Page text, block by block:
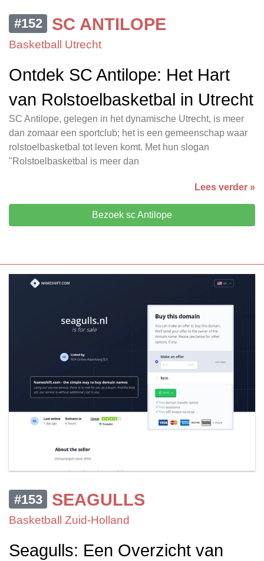
#152 SC ANTILOPE
Basketball Utrecht
Ontdek SC Antilope: Het Hart
van Rolstoelbasketbal in Utrecht
SC Antilope, gelegen in het dynamische Utrecht, is meer
dan zomaar een sportclub; het is een gemeenschap waar
rolstoelbasketbal tot leven komt. Met hun slogan
"Rolstoelbasketbal is meer dan
Lees verder »
Bezoek sc Antilope
#153 SEAGULLS
Basketball Zuid-Holland
Seagulls: Een Overzicht van